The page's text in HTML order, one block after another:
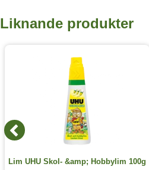
Liknande produkter
Lim UHU Skol- &amp; Hobbylim 100g